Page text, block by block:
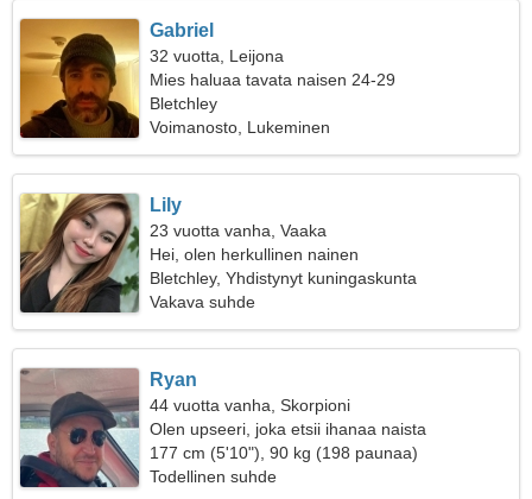
Gabriel
32 vuotta, Leijona
Mies haluaa tavata naisen 24-29
Bletchley
Voimanosto, Lukeminen
Lily
23 vuotta vanha, Vaaka
Hei, olen herkullinen nainen
Bletchley, Yhdistynyt kuningaskunta
Vakava suhde
Ryan
44 vuotta vanha, Skorpioni
Olen upseeri, joka etsii ihanaa naista
177 cm (5'10"), 90 kg (198 paunaa)
Todellinen suhde